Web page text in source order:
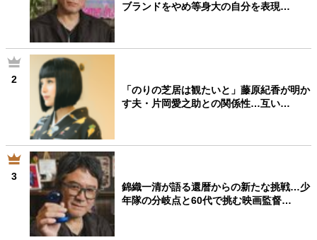
ブランドをやめ等身大の自分を表現…
2
「のりの芝居は観たいと」藤原紀香が明か
す夫・片岡愛之助との関係性…互い…
3
錦織一清が語る還暦からの新たな挑戦…少
年隊の分岐点と60代で挑む映画監督…